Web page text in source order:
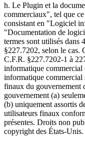
h. Le Plugin et la
commerciaux", tel que
consistant en "Logiciel
"Documentation de
termes sont utilisés dans
§227.7202, selon le cas.
C.F.R. §227.7202-1 à
informatique
informatique commercial
finaux du gouvernement
gouvernement (a)
(b) uniquement assortis
utilisateurs finaux
présentes. Droits non
copyright des États-Unis.